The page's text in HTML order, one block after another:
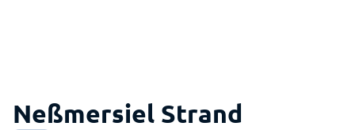
Neßmersiel Strand